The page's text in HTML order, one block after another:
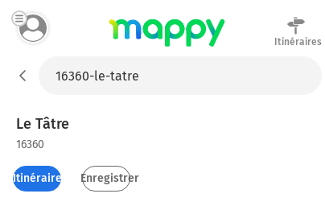
Itinéraires
Le Tâtre
16360
Itinéraires Enregistrer